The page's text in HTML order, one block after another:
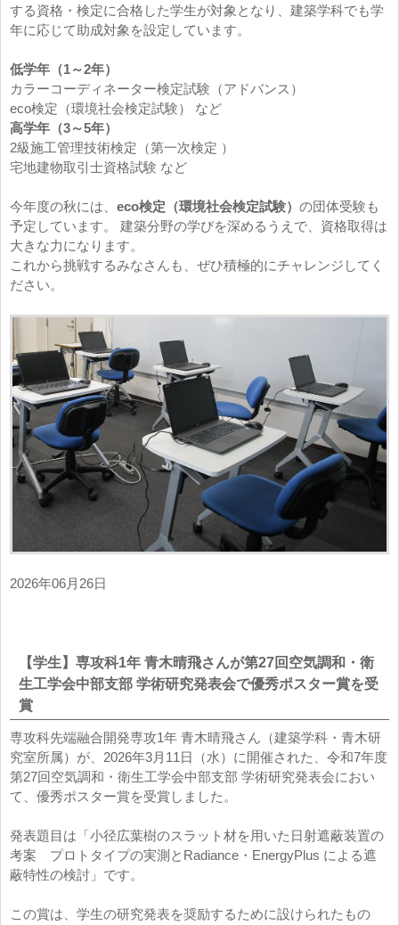
する資格・検定に合格した学生が対象となり、建築学科でも学
年に応じて助成対象を設定しています。
低学年（1～2年）
カラーコーディネーター検定試験（アドバンス）
eco検定（環境社会検定試験） など
高学年（3～5年）
2級施工管理技術検定（第一次検定 ）
宅地建物取引士資格試験 など
今年度の秋には、 eco検定（環境社会検定試験） の団体受験も
予定しています。 建築分野の学びを深めるうえで、資格取得は
大きな力になります。
これから挑戦するみなさんも、ぜひ積極的にチャレンジしてく
ださい。
2026年06月26日
【学生】専攻科1年 青木晴飛さんが第27回空気調和・衛
生工学会中部支部 学術研究発表会で優秀ポスター賞を受
賞
専攻科先端融合開発専攻1年 青木晴飛さん（建築学科・青木研
究室所属）が、2026年3月11日（水）に開催された、令和7年度
第27回空気調和・衛生工学会中部支部 学術研究発表会におい
て、優秀ポスター賞を受賞しました。
発表題目は「小径広葉樹のスラット材を用いた日射遮蔽装置の
考案 プロトタイプの実測とRadiance・EnergyPlus による遮
蔽特性の検討」です。
この賞は、学生の研究発表を奨励するために設けられたもの